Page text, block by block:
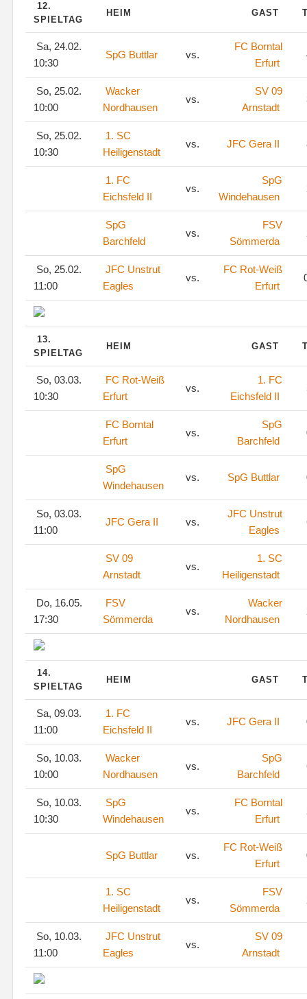
12.
SPIELTAG
HEIM GAST
Sa, 24.02.
10:30
SpG Buttlar vs.
FC Borntal
Erfurt
So, 25.02.
10:00
Wacker
Nordhausen
vs.
SV 09
Arnstadt
So, 25.02.
10:30
1. SC
Heiligenstadt
vs. JFC Gera II
1. FC
Eichsfeld II
vs.
SpG
Windehausen
SpG
Barchfeld
vs.
FSV
Sömmerda
So, 25.02.
11:00
JFC Unstrut
Eagles
vs.
FC Rot-Weiß
Erfurt
13.
SPIELTAG
HEIM GAST
So, 03.03.
10:30
FC Rot-Weiß
Erfurt
vs.
1. FC
Eichsfeld II
FC Borntal
Erfurt
vs.
SpG
Barchfeld
SpG
Windehausen
vs. SpG Buttlar
So, 03.03.
11:00
JFC Gera II vs.
JFC Unstrut
Eagles
SV 09
Arnstadt
vs.
1. SC
Heiligenstadt
Do, 16.05.
17:30
FSV
Sömmerda
vs.
Wacker
Nordhausen
14.
SPIELTAG
HEIM GAST
Sa, 09.03.
11:00
1. FC
Eichsfeld II
vs. JFC Gera II
So, 10.03.
10:00
Wacker
Nordhausen
vs.
SpG
Barchfeld
So, 10.03.
10:30
SpG
Windehausen
vs.
FC Borntal
Erfurt
SpG Buttlar vs.
FC Rot-Weiß
Erfurt
1. SC
Heiligenstadt
vs.
FSV
Sömmerda
So, 10.03.
11:00
JFC Unstrut
Eagles
vs.
SV 09
Arnstadt